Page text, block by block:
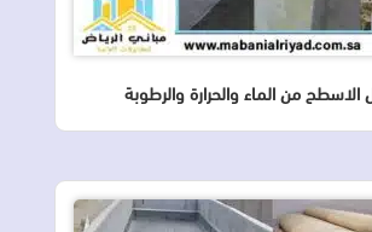
من الماء والحرارة والرطوبة